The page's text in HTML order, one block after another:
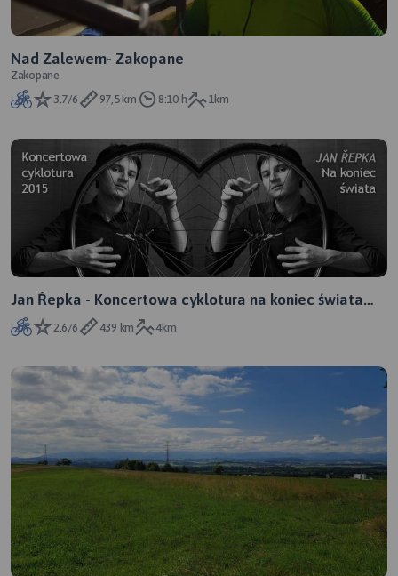
Nad Zalewem- Zakopane
Zakopane
3.7/6
97,5 km 8:10 h 1km
Jan Řepka - Koncertowa cyklotura na koniec świata
2015
2.6/6 439 km 4km